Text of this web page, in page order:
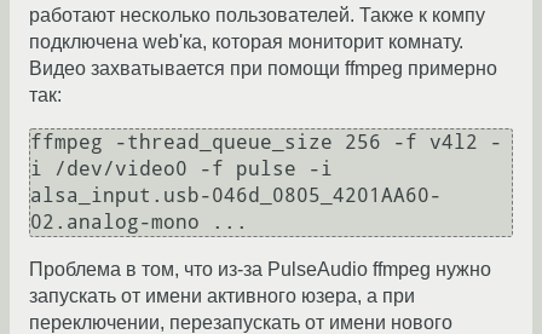
работают несколько пользователей. Также к компу
подключена web'ка, которая мониторит комнату.
Видео захватывается при помощи ffmpeg примерно
так:
ffmpeg -thread_queue_size 256 -f v4l2 -
i /dev/video0 -f pulse -i
alsa_input.usb-046d_0805_4201AA60-
02.analog-mono ...
Проблема в том, что из-за PulseAudio ffmpeg нужно
запускать от имени активного юзера, а при
переключении, перезапускать от имени нового